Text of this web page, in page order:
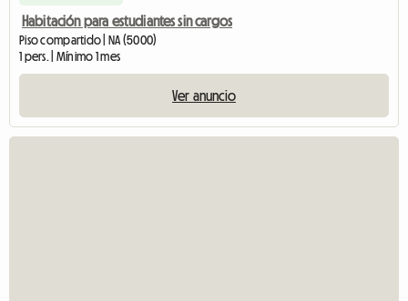
Habitación para estudiantes sin cargos
Piso compartido | NA (5000)
1 pers. | Mínimo 1 mes
Ver anuncio